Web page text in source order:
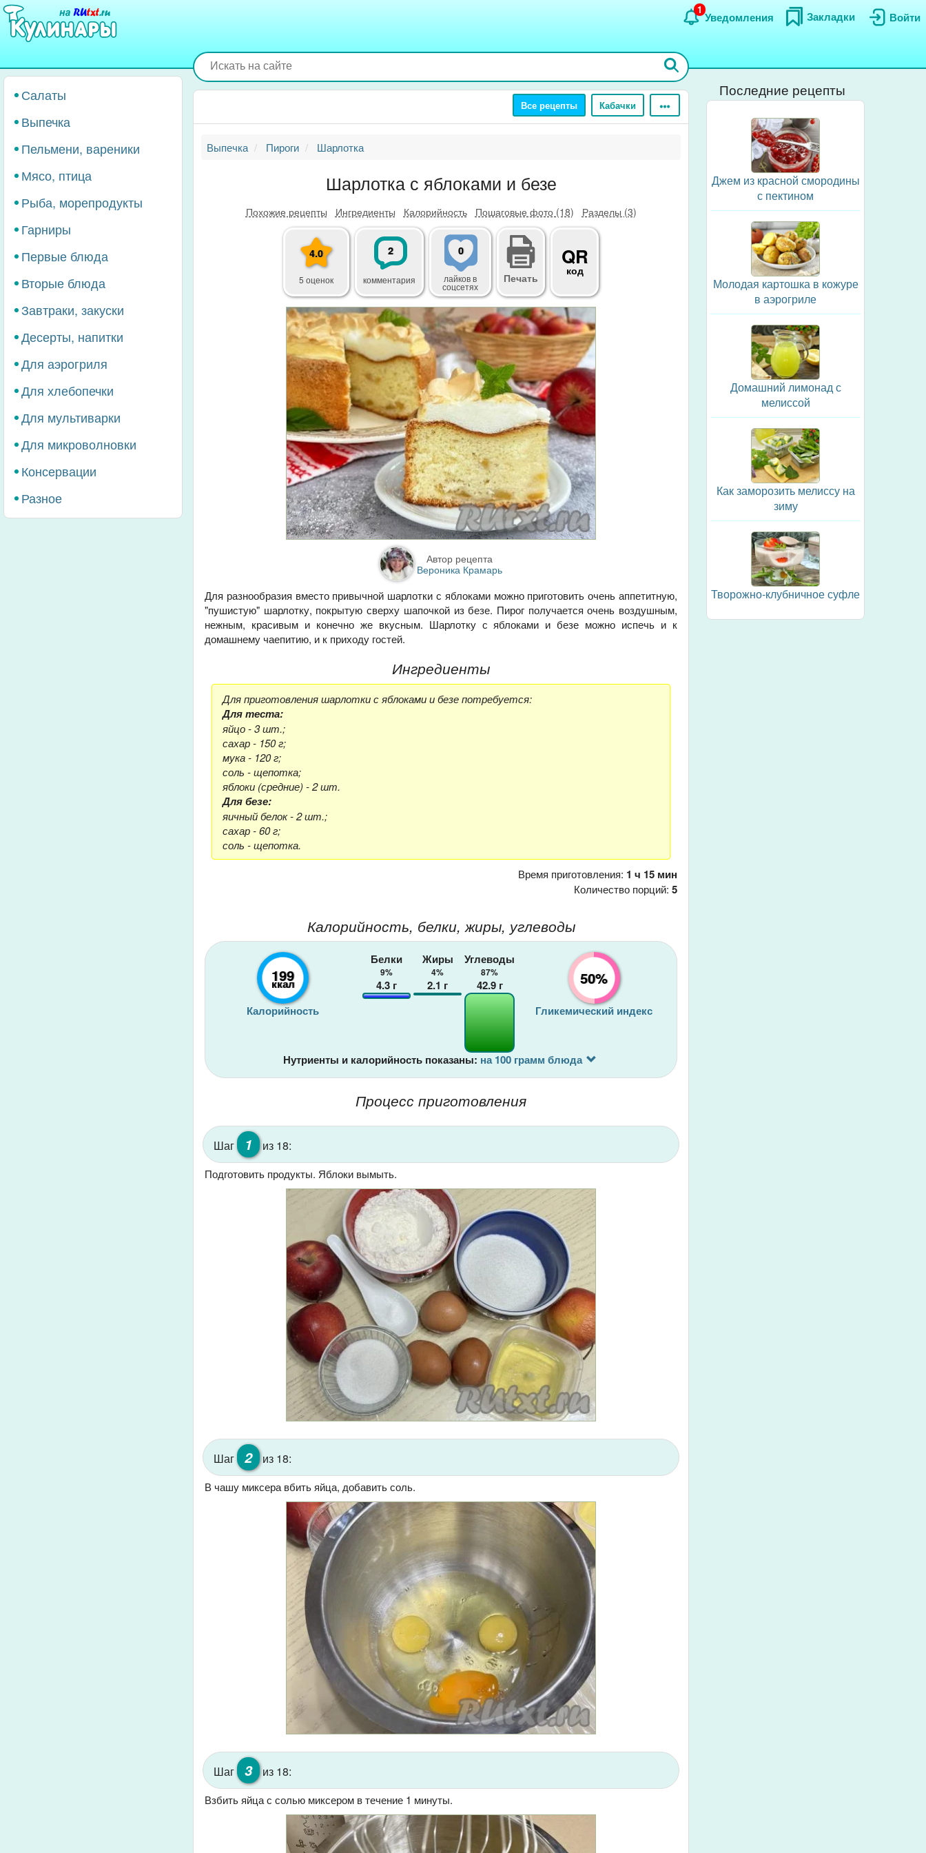
Перейти
основному
Войти
Закладки
Уведомления
1
Салаты
Выпечка
Пельмени, вареники
Мясо, птица
Рыба, морепродукты
Гарниры
Первые блюда
Вторые блюда
Завтраки, закуски
Десерты, напитки
Для аэрогриля
Для хлебопечки
Для мультиварки
Для микроволновки
Консервации
Разное
Все рецепты Кабачки
Выпечка Пироги Шарлотка
Шарлотка с яблоками и безе
Похожие рецепты Ингредиенты Калорийность Пошаговые фото (18) Разделы (3)
4.0
5 оценок
2
комментария
0
лайковв
соцсетях
Печать
QR
код
Автор рецепта
Вероника Крамарь
Для разнообразия вместо привычной шарлотки с яблоками можно приготовить очень аппетитную,
"пушистую" шарлотку, покрытую сверху шапочкой из безе. Пирог получается очень воздушным,
нежным, красивым и конечно же вкусным. Шарлотку с яблоками и безе можно испечь и к
домашнему чаепитию, и к приходу гостей.
Ингредиенты
Для приготовления шарлотки с яблоками и безе потребуется:
Для теста:
яйцо - 3 шт.;
сахар - 150 г;
мука - 120 г;
соль - щепотка;
яблоки (средние) - 2 шт.
Для безе:
яичный белок - 2 шт.;
сахар - 60 г;
соль - щепотка.
Время приготовления: 1 ч 15 мин
Количество порций: 5
Калорийность, белки, жиры, углеводы
199
ккал
Калорийность
Белки
9%
4.3 г
Жиры
4%
2.1 г
Углеводы
87%
42.9г 50%
Гликемический индекс
Нутриенты и калорийность показаны: на 100 грамм блюда
Процесс приготовления
Шаг 1 из 18:
Подготовить продукты. Яблоки вымыть.
Шаг 2 из 18:
В чашу миксера вбить яйца, добавить соль.
Шаг 3 из 18:
Взбить яйца с солью миксером в течение 1 минуты.
Последние рецепты
Джем из красной смородины
с пектином
Молодая картошка в кожуре
в аэрогриле
Домашний лимонад с
мелиссой
Как заморозить мелиссу на
зиму
Творожно-клубничное суфле